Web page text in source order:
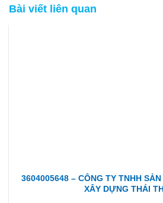
Bài viết liên quan
3604005648 – CÔNG TY TNHH
XÂY DỰNG THÁI